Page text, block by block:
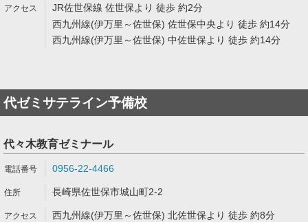
JR佐世保線 佐世保より 徒歩 約2分
西九州線(伊万里～佐世保) 佐世保中央より 徒歩 約14分
西九州線(伊万里～佐世保) 中佐世保より 徒歩 約14分
代ゼミサテライン予備校
代々木教育ゼミナール
0956-22-4466
長崎県佐世保市城山町2-2
西九州線(伊万里～佐世保) 北佐世保より 徒歩 約8分